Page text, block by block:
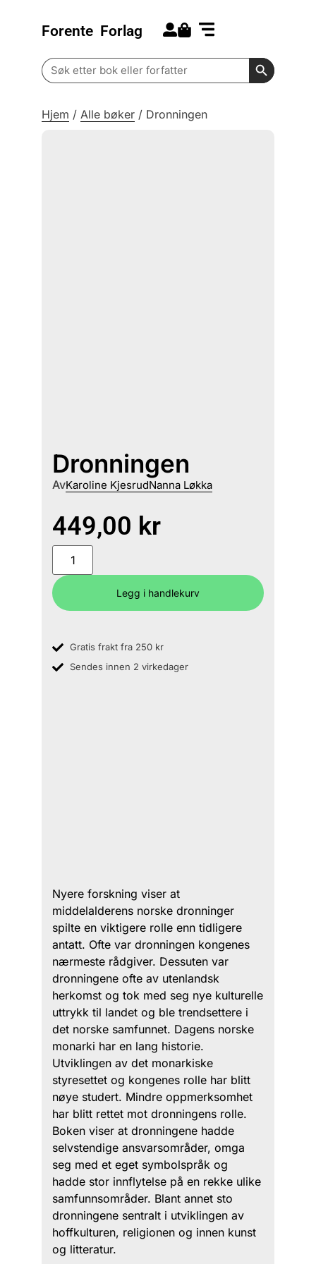
Forente Forlag
Search
for:
Search
Hjem / Alle bøker / Dronningen
Dronningen
AvKaroline KjesrudNanna Løkka
449,00 kr
Legg i handlekurv
Gratis frakt fra 250 kr
Sendes innen 2 virkedager
Nyere forskning viser at
middelalderens norske dronninger
spilte en viktigere rolle enn tidligere
antatt. Ofte var dronningen kongenes
nærmeste rådgiver. Dessuten var
dronningene ofte av utenlandsk
herkomst og tok med seg nye kulturelle
uttrykk til landet og ble trendsettere i
det norske samfunnet. Dagens norske
monarki har en lang historie.
Utviklingen av det monarkiske
styresettet og kongenes rolle har blitt
nøye studert. Mindre oppmerksomhet
har blitt rettet mot dronningens rolle.
Boken viser at dronningene hadde
selvstendige ansvarsområder, omga
seg med et eget symbolspråk og
hadde stor innflytelse på en rekke ulike
samfunnsområder. Blant annet sto
dronningene sentralt i utviklingen av
hoffkulturen, religionen og innen kunst
og litteratur.